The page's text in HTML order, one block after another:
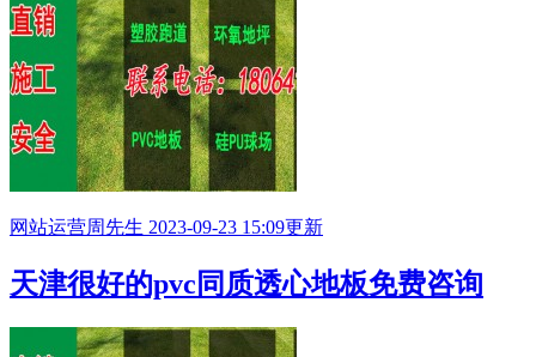
网站运营周先生 2023-09-23 15:09更新
天津很好的pvc同质透心地板免费咨询